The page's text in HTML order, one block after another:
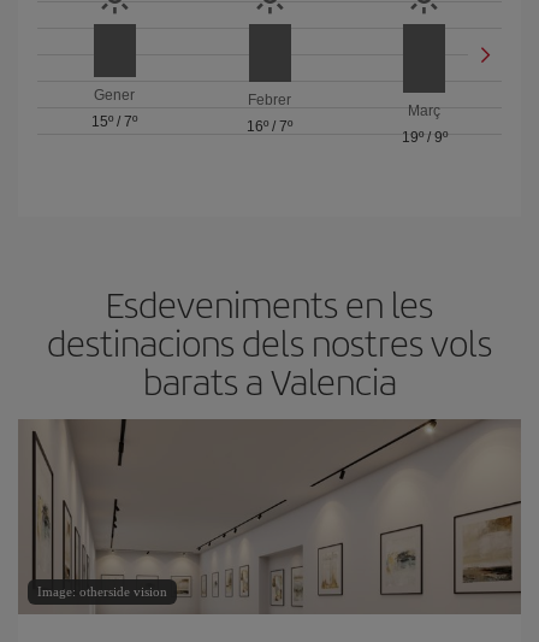
Gener
15º /7º
Febrer
16º / 7º
Març
19º/ 9º
Esdeveniments en les
destinacions dels nostres vols
barats a Valencia
Image: otherside vision